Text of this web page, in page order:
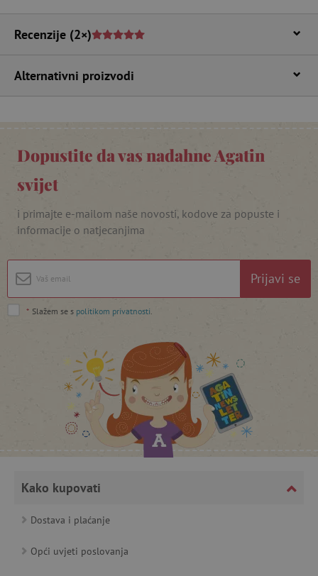
Recenzije (2×)
Alternativni proizvodi
Dopustite da vas nadahne Agatin
svijet
i primajte e-mailom naše novosti, kodove za popuste i
informacije o natjecanjima
Prijavi se
* Slažem se s politikom privatnosti
Kako kupovati
Dostava i plaćanje
Opći uvjeti poslovanja
funkcionalnost internetske stranice, kao što su
računa. Internetsku stranicu ne možete
odgovarajuće upotrebljavati bez nužno
potrebnih kolačića.
Ime
/
www.agatinsvijet.hr
lastVisitedProduct
_lb_ccc .agatinsvijet.hr